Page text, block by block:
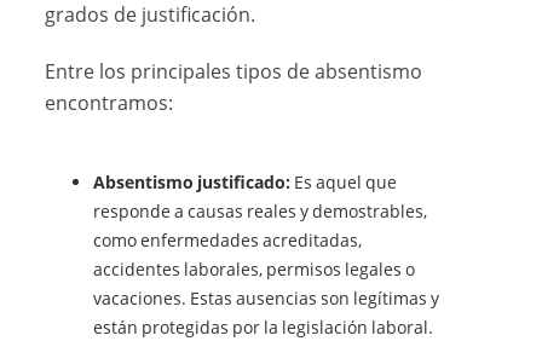
grados de justificación.
Entre los principales tipos de absentismo
encontramos:
Absentismo justificado: Es aquel que
responde a causas reales y demostrables,
como enfermedades acreditadas,
accidentes laborales, permisos legales o
vacaciones. Estas ausencias son legítimas y
están protegidas por la legislación laboral.